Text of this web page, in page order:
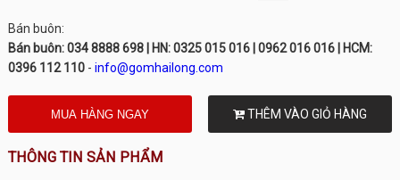
Bán buôn:
Bán buôn: 034 8888 698 | HN: 0325 015 016 | 0962 016 016 | HCM:
0396 112 110- info@gomhailong.com
THÊM VÀO GIỎ HÀNG
THÔNG TIN SẢN PHẨM